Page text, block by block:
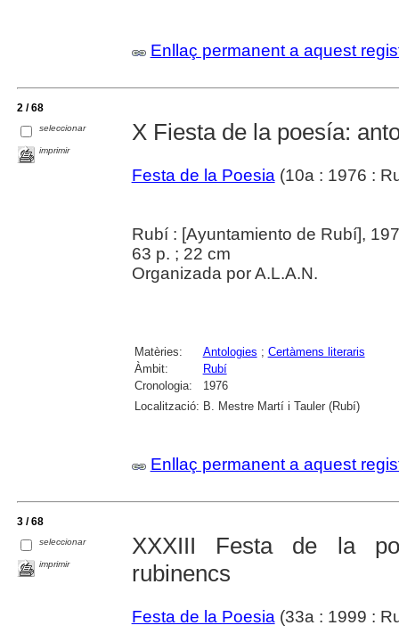
Enllaç permanent a aquest
2 / 68
seleccionar
imprimir
X Fiesta de la poesía:
Festa de la Poesia (10a : 1976 :
Rubí : [Ayuntamiento de Rubí],
63 p. ; 22 cm
Organizada por A.L.A.N.
Matèries: Antologies ; Certàmens literaris
Àmbit:
Rubí
Cronologia:
1976
Localització: B. Mestre Martí i Tauler (Rubí)
Enllaç permanent a aquest
3 / 68
seleccionar
imprimir
XXXIII Festa de la
rubinencs
Festa de la Poesia (33a : 1999 :